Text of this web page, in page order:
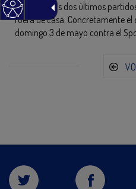
liguera de los dos últimos
fuera de casa. Concretamente el
domingo 3 de mayo contra el